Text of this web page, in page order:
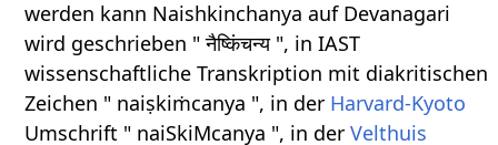
werden kann Naishkinchanya auf Devanagari
wird geschrieben " नैष्किंचन्य ", in IAST
wissenschaftliche Transkription mit diakritischen
Zeichen " naiṣkiṁcanya ", in der Harvard-Kyoto
Umschrift " naiSkiMcanya ", in derVelthuis